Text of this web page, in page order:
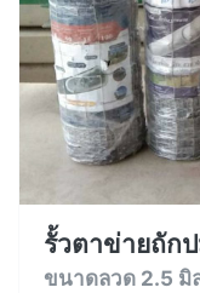
รั้วตาข่ายถัก
ขนาดลวด 2.5 มิ